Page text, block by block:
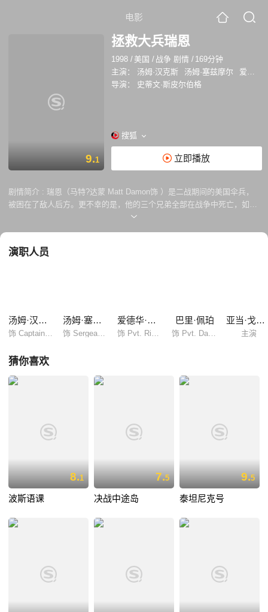
电影
9.1
拯救大兵瑞恩
1998 / 美国 / 战争 剧情 / 169分钟
主演：
汤姆·汉克斯 汤姆·塞兹摩尔
爱德华·伯恩斯
导演：
史蒂文·斯皮尔伯格
搜狐
立即播放
剧情简介 : 瑞恩（马特?达蒙 Matt Damon饰 ）是二战期间的美国伞兵，
被困在了敌人后方。更不幸的是，他的三个兄弟全部在战争中死亡，如果
他也遇难，家中的老母亲将无依无靠。 美国作战总指挥部知道了这个情
而，敌方危险重重，他们一路上随时与死亡打交道。他们非常怀疑，到底
演职人员
汤姆·汉克斯 汤姆·塞兹摩尔 爱德华·伯恩斯 巴里·佩珀 亚当·戈德堡
主演
猜你喜欢
8.1
波斯语课
7.5
决战中途岛
9.5
泰坦尼克号